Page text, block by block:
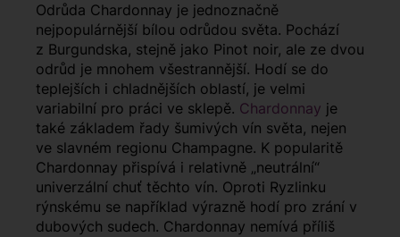
Odrůda Chardonnay je jednoznačně
nejpopulárnější bílou odrůdou světa. Pochází
z Burgundska, stejně jako Pinot noir, ale ze dvou
odrůd je mnohem všestrannější. Hodí se do
teplejších i chladnějších oblastí, je velmi
variabilní pro práci ve sklepě. Chardonnay je
také základem řady šumivých vín světa, nejen
ve slavném regionu Champagne. K popularitě
Chardonnay přispívá i relativně „neutrální“
univerzální chuť těchto vín. Oproti Ryzlinku
rýnskému se například výrazně hodí pro zrání v
dubových sudech. Chardonnay nemívá příliš